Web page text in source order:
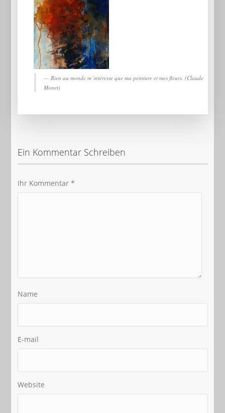
Rien au monde m´intéresse que ma peinture et mes fleurs. (Claude
Monet)
Ein Kommentar Schreiben
Ihr Kommentar *
Name
E-mail
Website